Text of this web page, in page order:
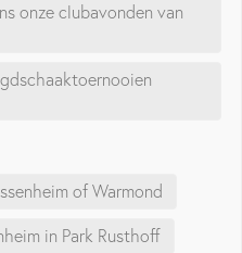
onze clubavonden van
of Warmond
in Park Rusthoff